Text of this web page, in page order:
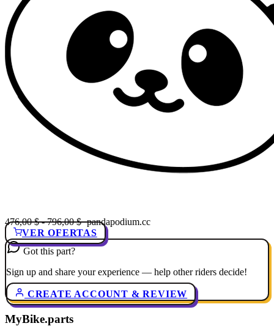
476,00 $ - 796,00 $· pandapodium.cc
VER OFERTAS
Got this part?
Sign up and share your experience — help other riders decide!
CREATE ACCOUNT & REVIEW
MyBike.parts